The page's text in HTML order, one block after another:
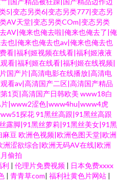
5|变态另类6|变态另类777|变态另
AV天堂|变态另类COm|变态另类
AV|俺来也俺去啦|俺来也俺去了|俺
也|俺来也俺去也av|俺来也俺去也
看|福利姬视频在线看|福利姬液液
看|福利姬在线看|福利姬在线视频|
国产片|高清电影在线播放|高清电
看av|高清国产二区|高清国产精品
1页|高清国产日韩欧美 www18白
|www2涩色|www4hu|www4虎
探花91黑丝高跟|91黑丝高跟
露脚|91黑丝萝莉|91黑丝美女|91黑
麻豆 欧洲色视频|欧洲色图天堂|欧洲
涩欲综合|欧洲无码AV在线|欧洲
偷拍
利 | 伦理片免费视频 | 日本免费xxxx
| 青青草com| 福利社黄色片网站 |